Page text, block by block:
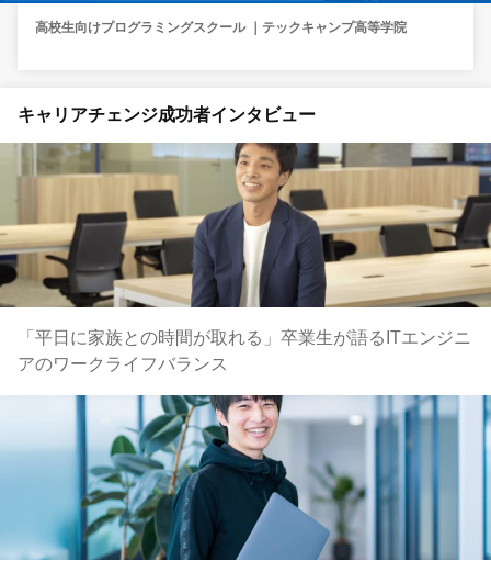
高校生向けプログラミングスクール ｜テックキャンプ高等学院
キャリアチェンジ成功者インタビュー
「平日に家族との時間が取れる」卒業生が語るITエンジニ
アのワークライフバランス